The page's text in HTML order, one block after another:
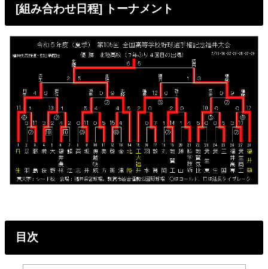
[組み合わせ日程] トーナメント
目次